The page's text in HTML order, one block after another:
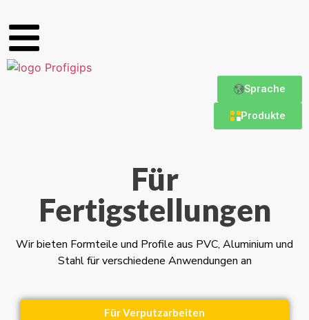
Sprache
Produkte
Für
Fertigstellungen
Wir bieten Formteile und Profile aus PVC, Aluminium und
Stahl für verschiedene Anwendungen an
Für Verputzarbeiten